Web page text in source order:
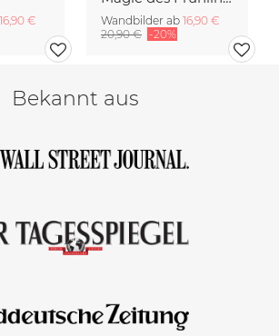
16,90 €
Wandbilder ab 16,90 €
20,90 € -20%
Bekannt aus